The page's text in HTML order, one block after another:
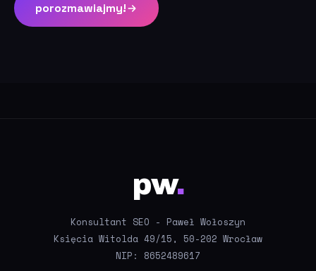
porozmawiajmy!
pw.
Konsultant SEO - Paweł Wołoszyn
Księcia Witolda 49/15, 50-202 Wrocław
NIP: 8652489617